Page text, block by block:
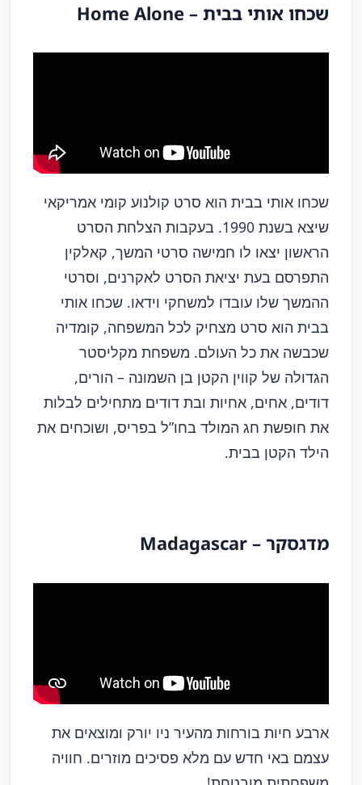
שכחו אותי בבית – Home Alone
שכחו אותי בבית הוא סרט קולנוע קומי אמריקאי
שיצא בשנת 1990. בעקבות הצלחת הסרט
הראשון יצאו לו חמישה סרטי המשך, קאלקין
התפרסם בעת יציאת הסרט לאקרנים, וסרטי
ההמשך שלו עובדו למשחקי וידאו. שכחו אותי
בבית הוא סרט מצחיק לכל המשפחה, קומדיה
שכבשה את כל העולם. משפחת מקליסטר
הגדולה של קווין הקטן בן השמונה – הורים,
דודים, אחים, אחיות ובת דודים מתחילים לבלות
את חופשת חג המולד בחו”ל בפריס, ושוכחים את
הילד הקטן בבית.
מדגסקר – Madagascar
ארבע חיות בורחות מהעיר ניו יורק ומוצאים את
עצמם באי חדש עם מלא פסיכים מוזרים. חוויה